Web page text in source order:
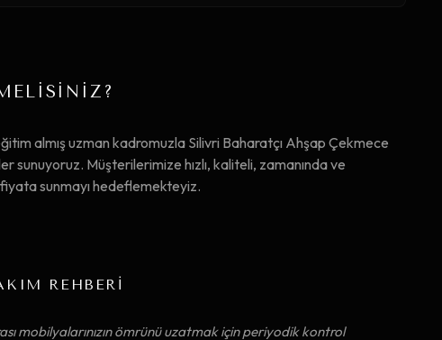
almış uzman kadromuzla Silivri Baharatçı Ahşap Çekmece
sunuyoruz. Müşterilerimize hızlı, kaliteli, zamanında ve
sunmayı hedeflemekteyiz.
REHBERİ
mobilyalarınızın ömrünü uzatmak için periyodik kontrol